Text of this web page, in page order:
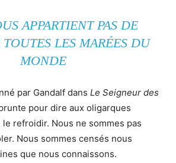
APPARTIENT PAS DE
TOUTES LES MARÉES DU
MONDE
par Gandalf dans Le Seigneur des
pour dire aux oligarques
refroidir. Nous ne sommes pas
Nous sommes censés nous
que nous connaissons.